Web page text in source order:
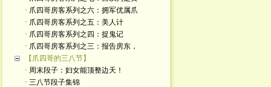
· 爪四哥房客系列之六：拥军优属爪
· 爪四哥房客系列之五：美人计
· 爪四哥房客系列之四：捉鬼记
· 爪四哥房客系列之三：报告房东，
【爪四哥的三八节】
· 周末段子：妇女能顶整边天！
· 三八节段子集锦